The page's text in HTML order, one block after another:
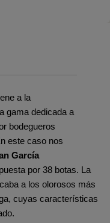
a la
gama dedicada a
bodegueros
este caso nos
García
por 38 botas. La
a los olorosos más
cuyas características